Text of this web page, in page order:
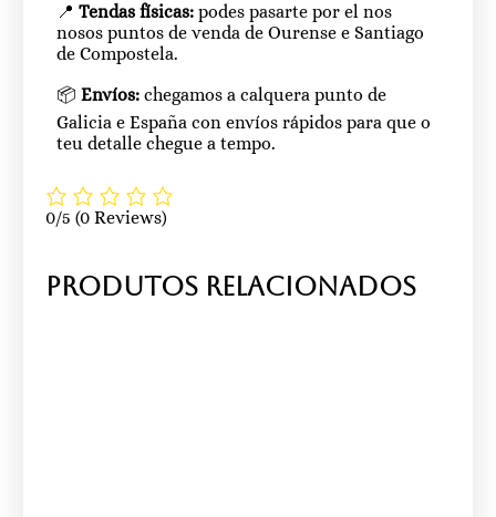
📍 Tendas físicas:podes pasarte por el nos
nosos puntos de venda de Ourense e Santiago
de Compostela.
📦 Envíos:chegamos a calquera punto de
Galicia e España con envíos rápidos para que o
teu detalle chegue a tempo.
0/5 (0 Reviews)
Produtos relacionados